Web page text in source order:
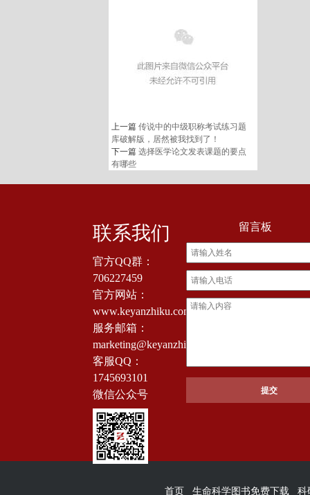
上一篇传说中的中级职称考试练习题
库破解版，居然被我找到了！
下一篇选择医学论文发表课题的要点
有哪些
联系我们
官方QQ群：
706227459
官方网站：
www.keyanzhiku.com
服务邮箱：
marketing@keyanzhiku.com
客服QQ：
1745693101
微信公众号
留言板
首页 生命科学图书免费下载 科